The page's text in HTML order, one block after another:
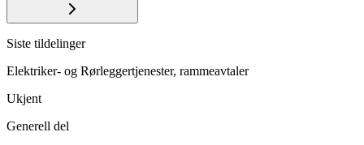
Siste tildelinger
Elektriker- og Rørleggertjenester, rammeavtaler
Ukjent
Generell del